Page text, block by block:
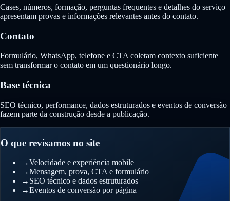
Cases, números, formação, perguntas frequentes e detalhes do serviço
apresentam provas e informações relevantes antes do contato.
Contato
Formulário, WhatsApp, telefone e CTA coletam contexto suficiente
sem transformar o contato em um questionário longo.
Base técnica
SEO técnico, performance, dados estruturados e eventos de conversão
fazem parte da construção desde a publicação.
O que revisamos no site
→Velocidade e experiência mobile
→Mensagem, prova, CTA e formulário
→ SEO técnico e dados estruturados
→Eventos de conversão por página